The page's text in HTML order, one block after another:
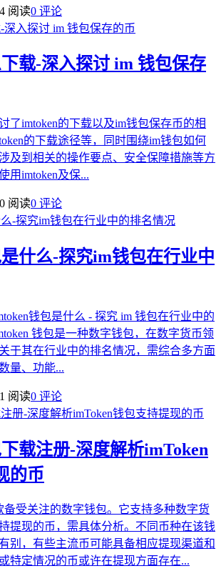
阅读0 评论
载-深入探讨 im 钱包保存
了imtoken的下载以及im钱包保存币的相
的下载途径等，同时围绕im钱包如何
及到相关的操作要点、安全保障措施等方
用imtoken及保...
阅读0 评论
什么-探究im钱包在行业中
钱包是什么 - 探究 im 钱包在行业中的
钱包是一种数字钱包，在数字货币领
于其在行业中的排名情况，需综合多方面
量、功能...
阅读0 评论
载注册-深度解析imToken
的币
备受关注的数字钱包。它支持多种数字货
提现的币，需具体分析。不同币种在该钱
别，有些主流币可能具备相应提现渠道和
特定情况的币或许在提现方面存在...